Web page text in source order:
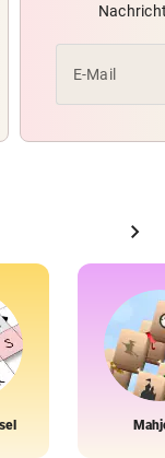
E-Mail
chevron_right